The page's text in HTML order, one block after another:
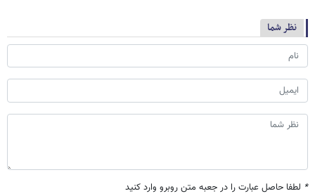
نظر شما
* لطفا حاصل عبارت را در جعبه متن روبرو وارد کنید